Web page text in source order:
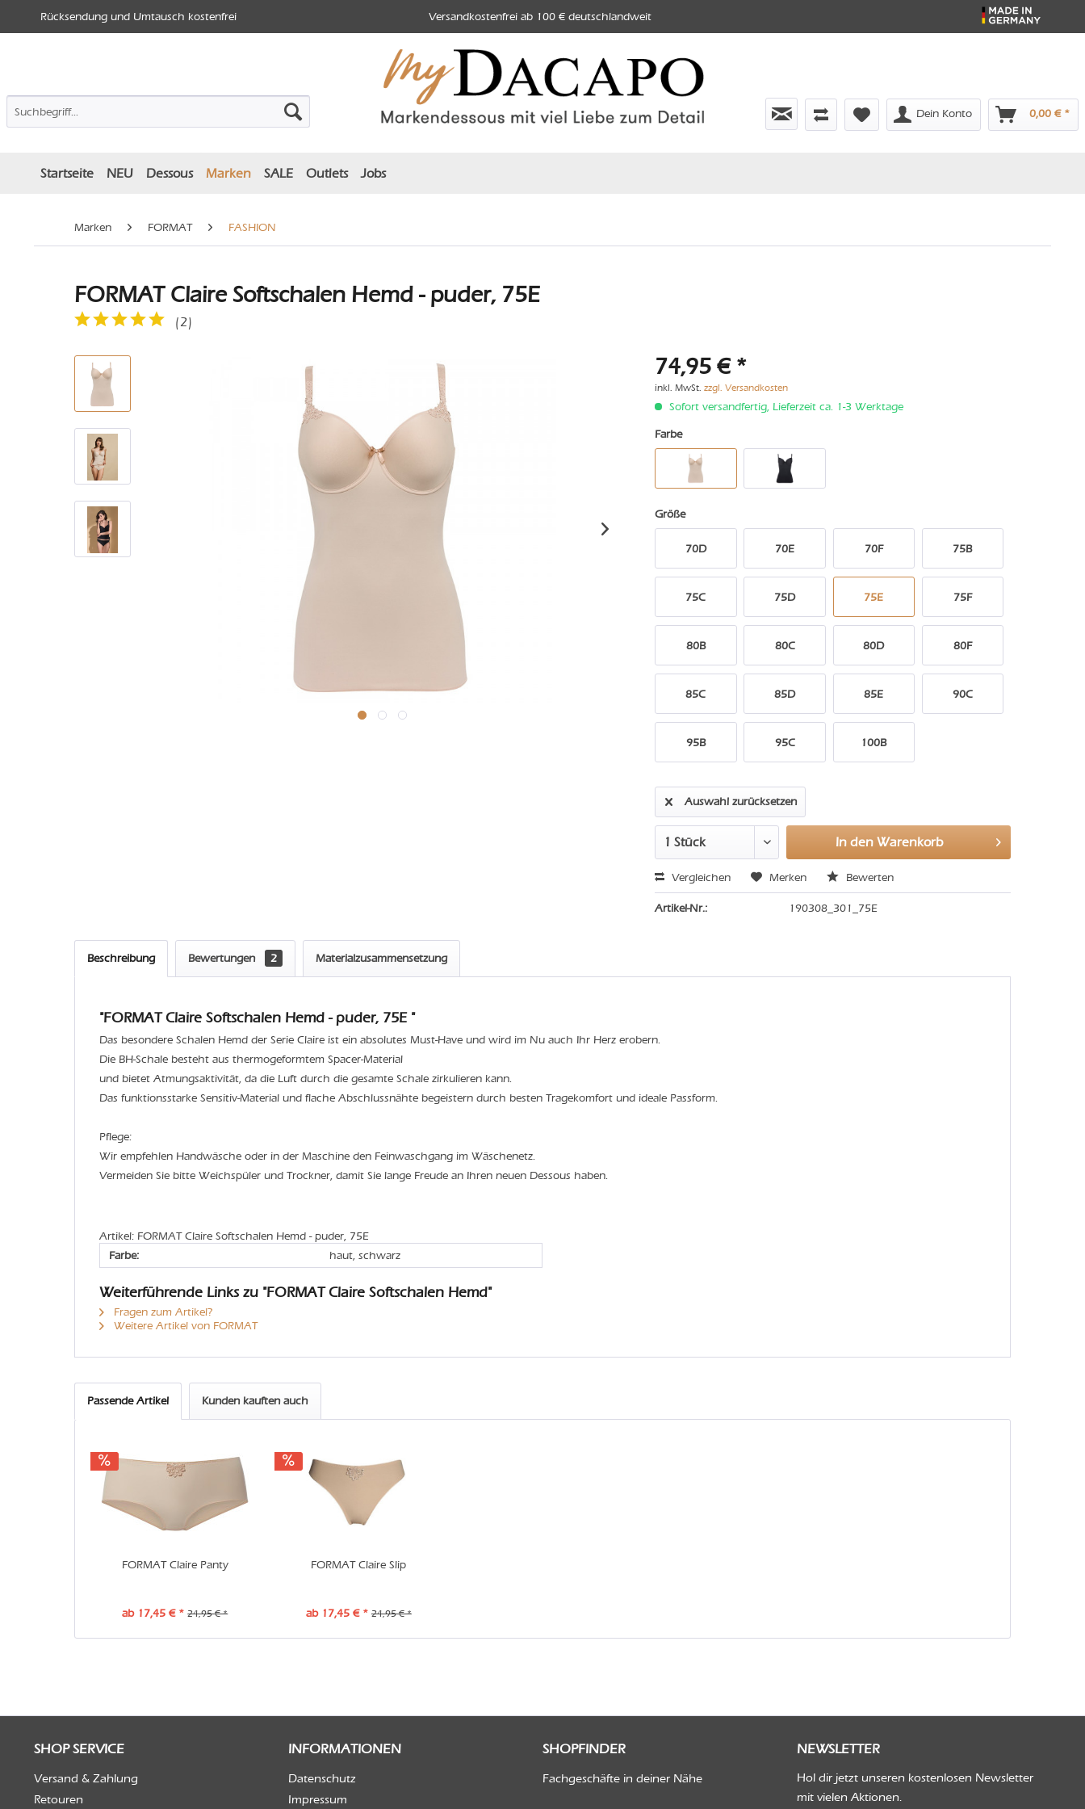
Rücksendung und Umtausch kostenfrei Versandkostenfrei ab 100 € deutschlandweit
Dein Konto 0,00 € *
Startseite NEU Dessous Marken SALE Outlets Jobs
Marken FORMAT FASHION
FORMAT Claire Softschalen Hemd - puder, 75E
(2)
74,95 € *
inkl. MwSt.zzgl. Versandkosten
Sofort versandfertig, Lieferzeit ca. 1-3 Werktage
Farbe
Größe
70D 70E 70F 75B
75C 75D 75E 75F
80B 80C 80D 80F
85C 85D 85E 90C
95B 95C 100B
Auswahl zurücksetzen
In den Warenkorb
Vergleichen Merken Bewerten
Artikel-Nr.: 190308_301_75E
Beschreibung Bewertungen 2 Materialzusammensetzung
"FORMAT Claire Softschalen Hemd - puder, 75E "
Das besondere Schalen Hemd der Serie Claire ist ein absolutes Must-Have und wird im Nu auch Ihr Herz erobern.
Die BH-Schale besteht aus thermogeformtem Spacer-Material
und bietet Atmungsaktivität, da die Luft durch die gesamte Schale zirkulieren kann.
Das funktionsstarke Sensitiv-Material und flache Abschlussnähte begeistern durch besten Tragekomfort und ideale Passform.
Pflege:
Wir empfehlen Handwäsche oder in der Maschine den Feinwaschgang im Wäschenetz.
Vermeiden Sie bitte Weichspüler und Trockner, damit Sie lange Freude an Ihren neuen Dessous haben.
Artikel: FORMAT Claire Softschalen Hemd - puder, 75E
Farbe:
haut, schwarz
Weiterführende Links zu "FORMAT Claire Softschalen Hemd"
Fragen zum Artikel?
Weitere Artikel von FORMAT
Passende Artikel Kunden kauften auch
FORMAT Claire Panty
ab 17,45 € * 24,95 € *
FORMAT Claire Slip
ab 17,45 € * 24,95 € *
SHOP SERVICE
Versand & Zahlung
Retouren
INFORMATIONEN
Datenschutz
Impressum
SHOPFINDER
Fachgeschäfte in deiner Nähe
NEWSLETTER
Hol dir jetzt unseren kostenlosen Newsletter
mit vielen Aktionen.